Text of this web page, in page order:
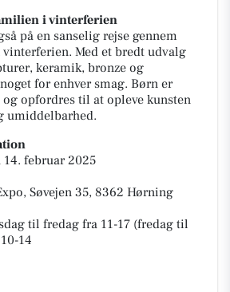
i vinterferien
på en sanselig rejse gennem
vinterferien. Med et bredt udvalg
keramik, bronze og
for enhver smag. Børn er
opfordres til at opleve kunsten
umiddelbarhed.
14. februar 2025
Søvejen 35, 8362 Hørning
til fredag fra 11-17 (fredag til
14